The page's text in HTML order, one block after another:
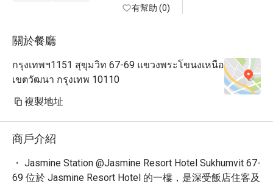
有幫助 (0)
關於餐廳
กรุงเทพฯ1151 สุขุมวิท 67-69 แขวงพระโขนงเหนือ
เขตวัฒนา กรุงเทพ 10110
複製地址
商戶介紹
・ Jasmine Station @Jasmine Resort Hotel Sukhumvit 67-
69 位於 Jasmine Resort Hotel 的一樓，是深受飯店住客及